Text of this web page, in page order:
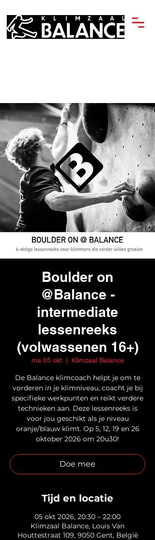
Boulder on
@Balance -
intermediate
lessenreeks
(volwassenen 16+)
ma 05 okt
  |
Klimzaal Balance
De Balance klimcoach helpt je om te
vorderen in je klimniveau, coacht je bij
specifieke werkpunten en reikt verdere
technieken aan. Deze lessenreeks is
voor jou geschikt als je niveau
oranje/blauw klimt. Op 5, 12, 19 en 26
oktober 2026 om 20u30!
Doe mee
Tijd en locatie
05 okt 2026, 20:30 – 22:00
Klimzaal Balance, Louis Van
Houttestraat 109, 9050 Gent, België